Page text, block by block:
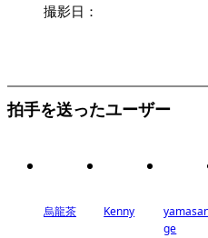
撮影日：
拍手を送ったユーザー
烏龍茶 Kenny
ge